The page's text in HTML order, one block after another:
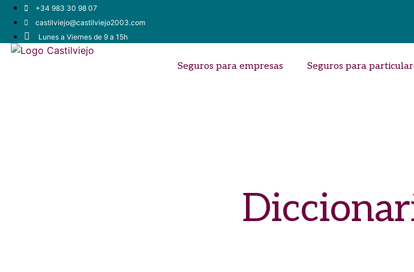
+34 983 30 98 07
castilviejo@castilviejo2003.com
Lunes a Viernes de 9 a 15h
Seguros para empresas Seguros para